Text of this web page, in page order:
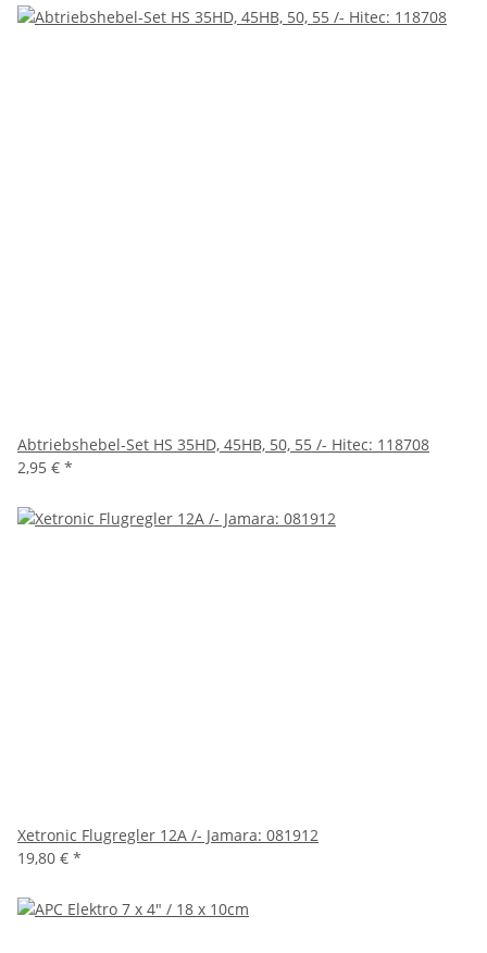
Abtriebshebel-Set HS 35HD, 45HB, 50, 55 /- Hitec: 118708
2,95 € *
Xetronic Flugregler 12A /- Jamara: 081912
19,80 € *